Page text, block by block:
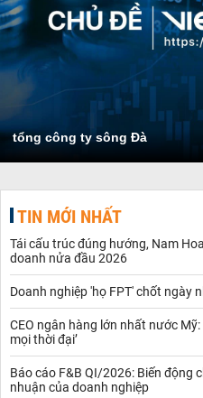
tổng công ty sông Đà
TIN MỚI NHẤT
Tái cấu trúc đúng hướng, Nam
doanh nửa đầu 2026
Doanh nghiệp 'họ FPT' chốt ngày
CEO ngân hàng lớn nhất nước
mọi thời đại’
Báo cáo F&B QI/2026: Biến động
nhuận của doanh nghiệp